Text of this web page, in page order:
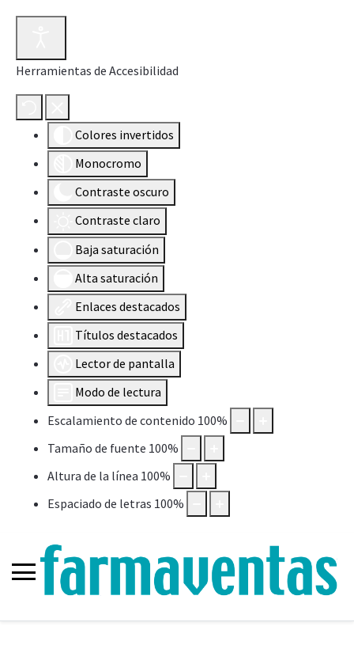
Herramientas de Accesibilidad
Colores invertidos
Monocromo
Contraste oscuro
Contraste claro
Baja saturación
Alta saturación
Enlaces destacados
Títulos destacados
Lector de pantalla
Modo de lectura
Escalamiento de contenido 100%
Tamaño de fuente 100%
Altura de la línea 100%
Espaciado de letras 100%